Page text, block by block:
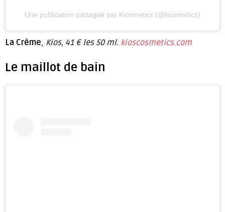
Une publication partagée par Kiosmetics (@kiosmetics)
La Crème, Kios, 41 € les 50 ml. kioscosmetics.com
Le maillot de bain